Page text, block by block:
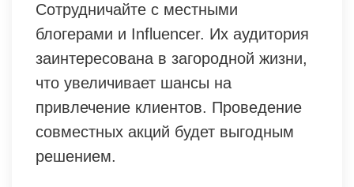
Сотрудничайте с местными
блогерами и Influencer. Их аудитория
заинтересована в загородной жизни,
что увеличивает шансы на
привлечение клиентов. Проведение
совместных акций будет выгодным
решением.